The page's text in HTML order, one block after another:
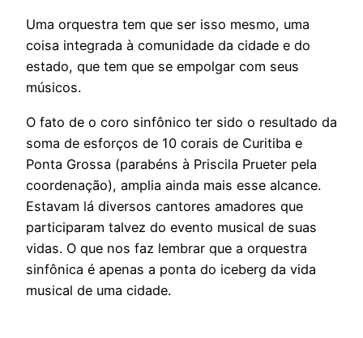
Uma orquestra tem que ser isso mesmo, uma
coisa integrada à comunidade da cidade e do
estado, que tem que se empolgar com seus
músicos.
O fato de o coro sinfônico ter sido o resultado da
soma de esforços de 10 corais de Curitiba e
Ponta Grossa (parabéns à Priscila Prueter pela
coordenação), amplia ainda mais esse alcance.
Estavam lá diversos cantores amadores que
participaram talvez do evento musical de suas
vidas. O que nos faz lembrar que a orquestra
sinfônica é apenas a ponta do iceberg da vida
musical de uma cidade.